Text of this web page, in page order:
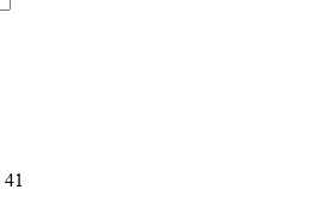
41